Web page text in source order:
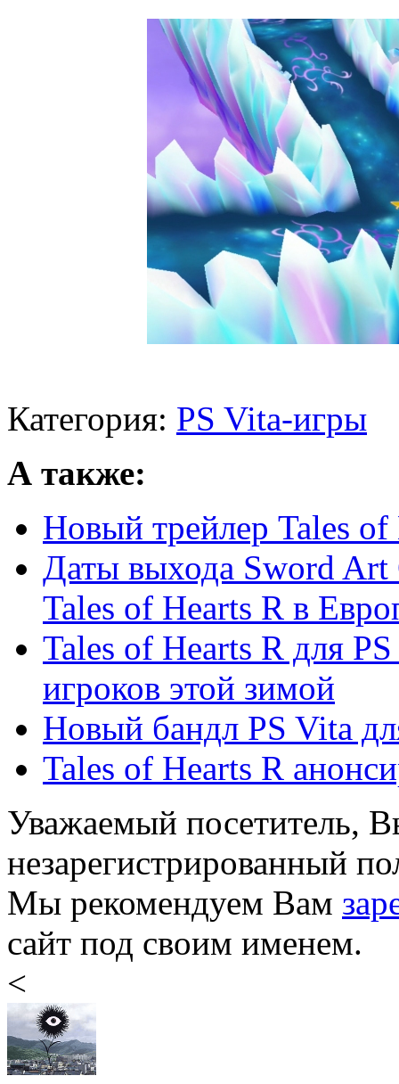
Категория: PS Vita-игры
А также:
Новый трейлер Tales of
Даты выхода Sword
Tales of Hearts R в
Tales of Hearts R для
игроков этой зимой
Новый бандл PS Vita
Tales of Hearts R
Уважаемый посетитель,
незарегистрированный
Мы рекомендуем Вам
сайт под своим именем.
<